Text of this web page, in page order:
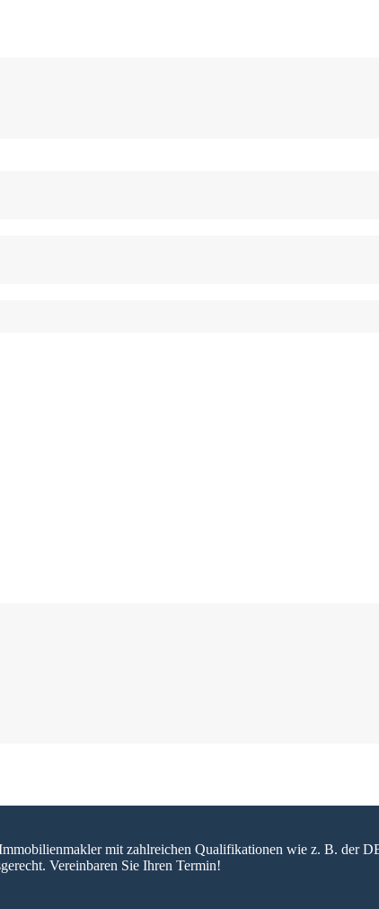
mit zahlreichen Qualifikationen wie z. B. der
Vereinbaren Sie Ihren Termin!